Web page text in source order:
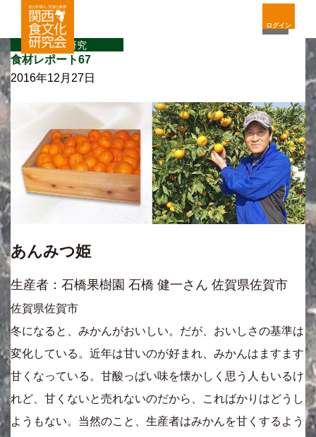
ログイン
食材研究
食材レポート67
2016年12月27日
あんみつ姫
生産者：石橋果樹園 石橋 健一さん 佐賀県佐賀市
佐賀県佐賀市
冬になると、みかんがおいしい。だが、おいしさの基準は
変化している。近年は甘いのが好まれ、みかんはますます
甘くなっている。甘酸っぱい味を懐かしく思う人もいるけ
れど、甘くないと売れないのだから、こればかりはどうし
ようもない。当然のこと、生産者はみかんを甘くするよう